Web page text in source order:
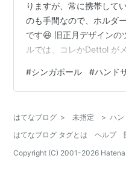
りますが、常に携帯して
のも手間なので、ホルダ
です😆 旧正月デザイン
ルでは、コレかDettol が
購入出来ます👍 Dettolの
ス シンガポールは、今は
人でも無料で接種出来る
種してもらえるかは分か
#シンガポール #ハンド
はてなブログ > 未指定 > ハン
はてなブログ タグとは
ヘルプ
Copyright (C) 2001-2026